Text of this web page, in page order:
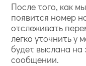
После того, как
появится номер
отслеживать
легко уточнить у
будет выслана на
сообщении.